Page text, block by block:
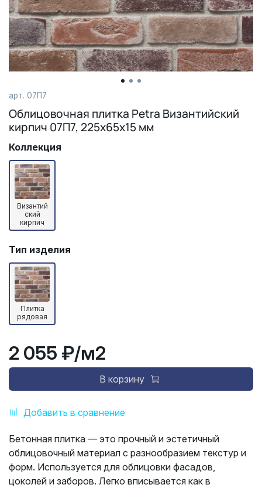
арт. 07П7
Облицовочная плитка Petra Византийский
кирпич 07П7, 225х65х15 мм
Добавить в сравнение
Коллекция
Византий
ский
кирпич
Тип изделия
Плитка
рядовая
2 055 ₽/м2
В корзину
Бетонная плитка — это прочный и эстетичный
облицовочный материал с разнообразием текстур и
форм. Используется для облицовки фасадов,
цоколей и заборов. Легко вписывается как в